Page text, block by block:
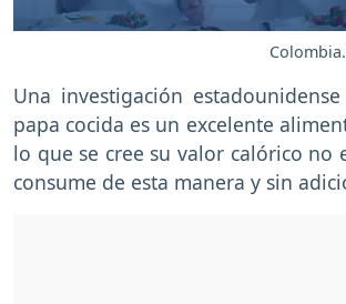
Una investigación
papa cocida es un excelente
lo que se cree su valor calórico no
consume de esta manera y sin